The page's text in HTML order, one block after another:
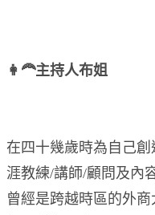
👩‍🦰主持人布姐
在四十幾歲時為自己
涯教練/講師/顧問及內
曾經是跨越時區的外